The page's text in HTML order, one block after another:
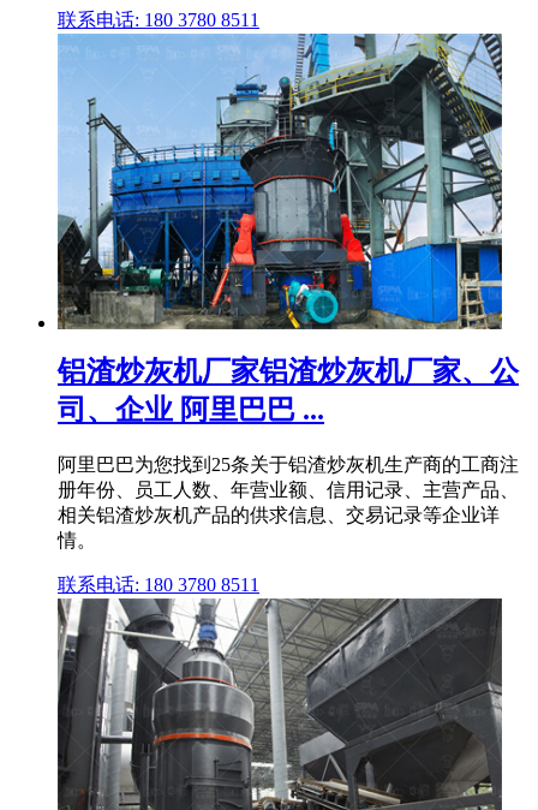
联系电话: 180 3780 8511
铝渣炒灰机厂家铝渣炒灰机厂家、公
司、企业 阿里巴巴 ...
阿里巴巴为您找到25条关于铝渣炒灰机生产商的工商注
册年份、员工人数、年营业额、信用记录、主营产品、
相关铝渣炒灰机产品的供求信息、交易记录等企业详
情。
联系电话: 180 3780 8511